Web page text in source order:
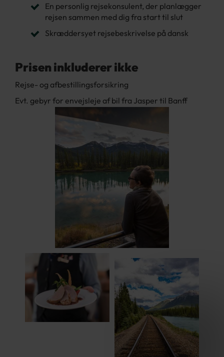
En personlig rejsekonsulent, der planlægger
rejsen sammen med dig fra start til slut
Skræddersyet rejsebeskrivelse på dansk
Prisen inkluderer ikke
Rejse- og afbestillingsforsikring
Evt. gebyr for envejsleje af bil fra Jasper til Banff